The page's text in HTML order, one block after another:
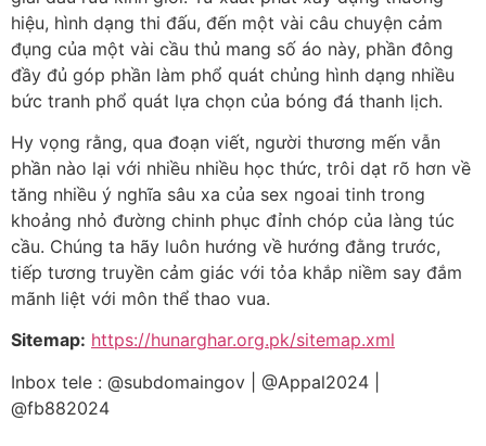
hiệu, hình dạng thi đấu, đến một vài câu chuyện cảm
đụng của một vài cầu thủ mang số áo này, phần đông
đầy đủ góp phần làm phổ quát chủng hình dạng nhiều
bức tranh phổ quát lựa chọn của bóng đá thanh lịch.
Hy vọng rằng, qua đoạn viết, người thương mến vẫn
phần nào lại với nhiều nhiều học thức, trôi dạt rõ hơn về
tăng nhiều ý nghĩa sâu xa của sex ngoai tinh trong
khoảng nhỏ đường chinh phục đỉnh chóp của làng túc
cầu. Chúng ta hãy luôn hướng về hướng đằng trước,
tiếp tương truyền cảm giác với tỏa khắp niềm say đắm
mãnh liệt với môn thể thao vua.
Sitemap: https://hunarghar.org.pk/sitemap.xml
Inbox tele : @subdomaingov | @Appal2024 |
@fb882024